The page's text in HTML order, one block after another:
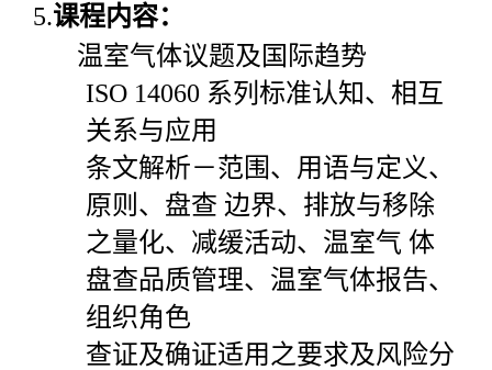
5.课程内容：
温室气体议题及国际趋势
ISO 14060 系列标准认知、相互
关系与应用
条文解析－范围、用语与定义、
原则、盘查 边界、排放与移除
之量化、减缓活动、温室气 体
盘查品质管理、温室气体报告、
组织角色
查证及确证适用之要求及风险分